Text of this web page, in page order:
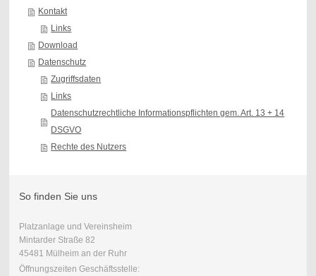
Kontakt
Links
Download
Datenschutz
Zugriffsdaten
Links
Datenschutzrechtliche Informationspflichten gem. Art. 13 + 14
DSGVO
Rechte des Nutzers
So finden Sie uns
Platzanlage und Vereinsheim
Mintarder Straße 82
45481 Mülheim an der Ruhr
Öffnungszeiten Geschäftsstelle: